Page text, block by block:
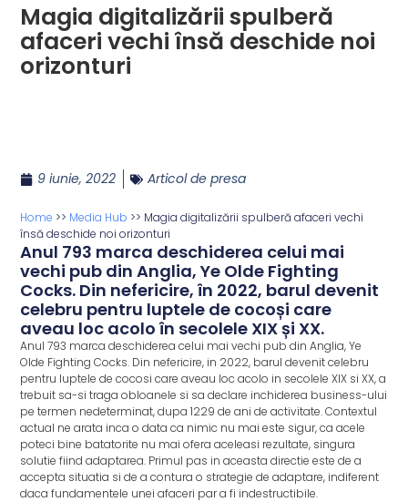
Magia digitalizării spulberă
afaceri vechi însă deschide noi
orizonturi
9 iunie, 2022 Articol de presa
Home >> Media Hub >> Magia digitalizării spulberă afaceri vechi
însă deschide noi orizonturi
Anul 793 marca deschiderea celui mai
vechi pub din Anglia, Ye Olde Fighting
Cocks. Din nefericire, în 2022, barul devenit
celebru pentru luptele de cocoși care
aveau loc acolo în secolele XIX și XX.
Anul 793 marca deschiderea celui mai vechi pub din Anglia, Ye
Olde Fighting Cocks. Din nefericire, in 2022, barul devenit celebru
pentru luptele de cocosi care aveau loc acolo in secolele XIX si XX, a
trebuit sa-si traga obloanele si sa declare inchiderea business-ului
pe termen nedeterminat, dupa 1229 de ani de activitate. Contextul
actual ne arata inca o data ca nimic nu mai este sigur, ca acele
poteci bine batatorite nu mai ofera aceleasi rezultate, singura
solutie fiind adaptarea. Primul pas in aceasta directie este de a
accepta situatia si de a contura o strategie de adaptare, indiferent
daca fundamentele unei afaceri par a fi indestructibile.